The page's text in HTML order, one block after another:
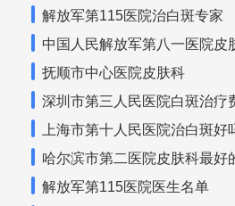
解放军第115医院治白斑专家
中国人民解放军第八一医院皮
抚顺市中心医院皮肤科
深圳市第三人民医院白斑治疗
上海市第十人民医院治白斑好
哈尔滨市第二医院皮肤科最好
解放军第115医院医生名单